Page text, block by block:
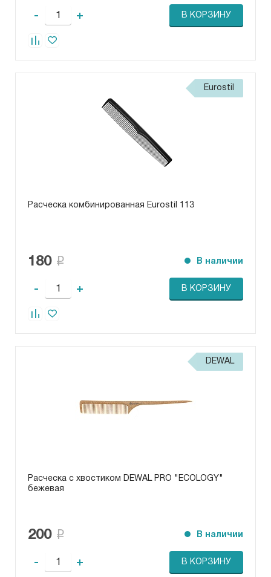
- + В КОРЗИНУ
Eurostil
Расческа комбинированная Eurostil 113
180 В наличии
- + В КОРЗИНУ
DEWAL
Расческа с хвостиком DEWAL PRO "ECOLOGY"
бежевая
200 В наличии
- + В КОРЗИНУ